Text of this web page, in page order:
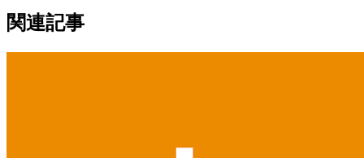
関連記事